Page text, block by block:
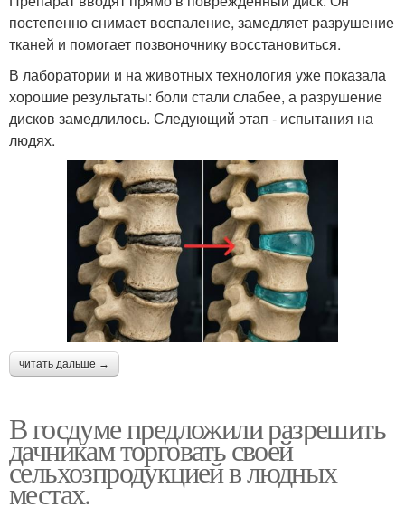
постепенно снимает воспаление, замедляет разрушение
тканей и помогает позвоночнику восстановиться.
В лаборатории и на животных технология уже показала
хорошие результаты: боли стали слабее, а разрушение
дисков замедлилось. Следующий этап - испытания на
людях.
читать дальше →
В госдуме предложили разрешить
дачникам торговать своей
сельхозпродукцией в людных
местах.